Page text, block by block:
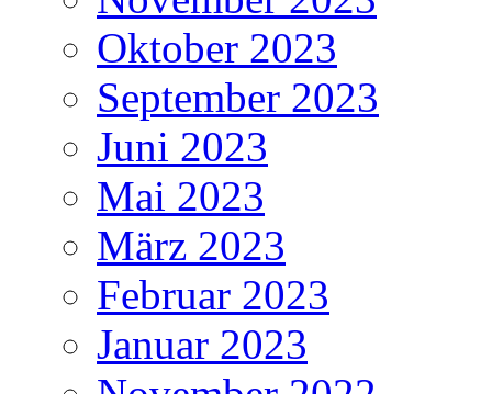
Oktober 2023
September 2023
Juni 2023
Mai 2023
März 2023
Februar 2023
Januar 2023